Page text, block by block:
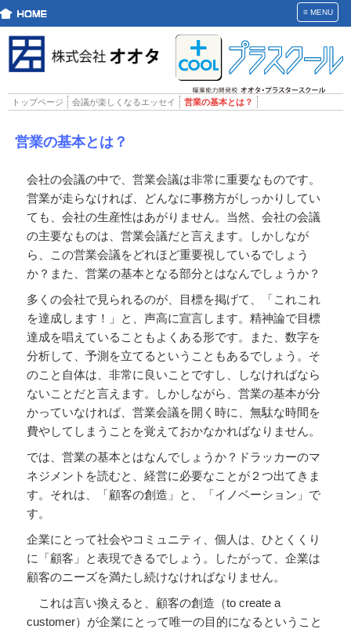
≡MENU
トップページ 会議が楽しくなるエッセイ 営業の基本とは？
営業の基本とは？
会社の会議の中で、営業会議は非常に重要なものです。
営業が走らなければ、どんなに事務方がしっかりしてい
ても、会社の生産性はあがりません。当然、会社の会議
の主要なものは、営業会議だと言えます。しかしなが
ら、この営業会議をどれほど重要視しているでしょう
か？また、営業の基本となる部分とはなんでしょうか？
多くの会社で見られるのが、目標を掲げて、「これこれ
を達成します！」と、声高に宣言します。精神論で目標
達成を唱えていることもよくある形です。また、数字を
分析して、予測を立てるということもあるでしょう。そ
のこと自体は、非常に良いことですし、しなければなら
ないことだと言えます。しかしながら、営業の基本が分
かっていなければ、営業会議を開く時に、無駄な時間を
費やしてしまうことを覚えておかなかればなりません。
では、営業の基本とはなんでしょうか？ドラッカーのマ
ネジメントを読むと、経営に必要なことが２つ出てきま
す。それは、「顧客の創造」と、「イノベーション」で
す。
企業にとって社会やコミュニティ、個人は、ひとくくり
に「顧客」と表現できるでしょう。したがって、企業は
顧客のニーズを満たし続けなければなりません。
これは言い換えると、顧客の創造（to create a
customer）が企業にとって唯一の目的になるということ